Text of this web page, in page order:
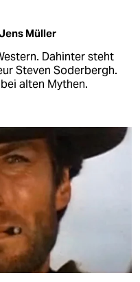
Müller
Dahinter steht
Steven Soderbergh.
alten Mythen.